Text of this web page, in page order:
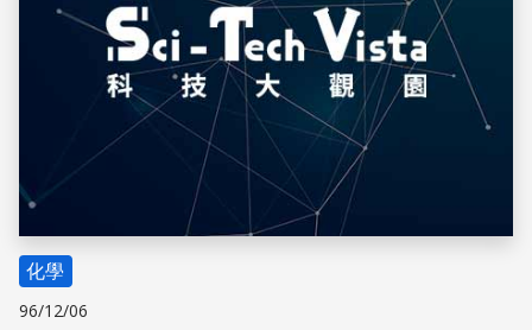
化學
96/12/06